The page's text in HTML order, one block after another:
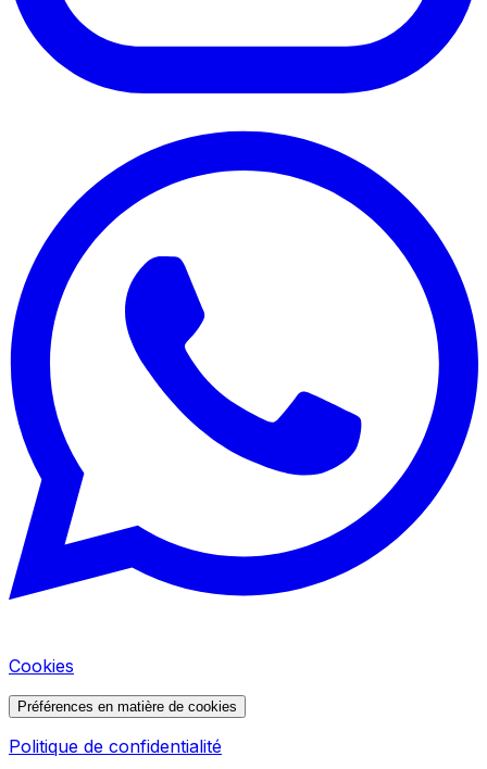
Cookies
Préférences en matière de cookies
Politique de confidentialité